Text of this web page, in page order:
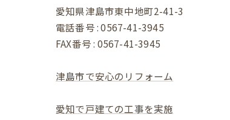
愛知県津島市東中地町2-41-3
電話番号 : 0567-41-3945
FAX番号 : 0567-41-3945
津島市で安心のリフォーム
愛知で戸建ての工事を実施